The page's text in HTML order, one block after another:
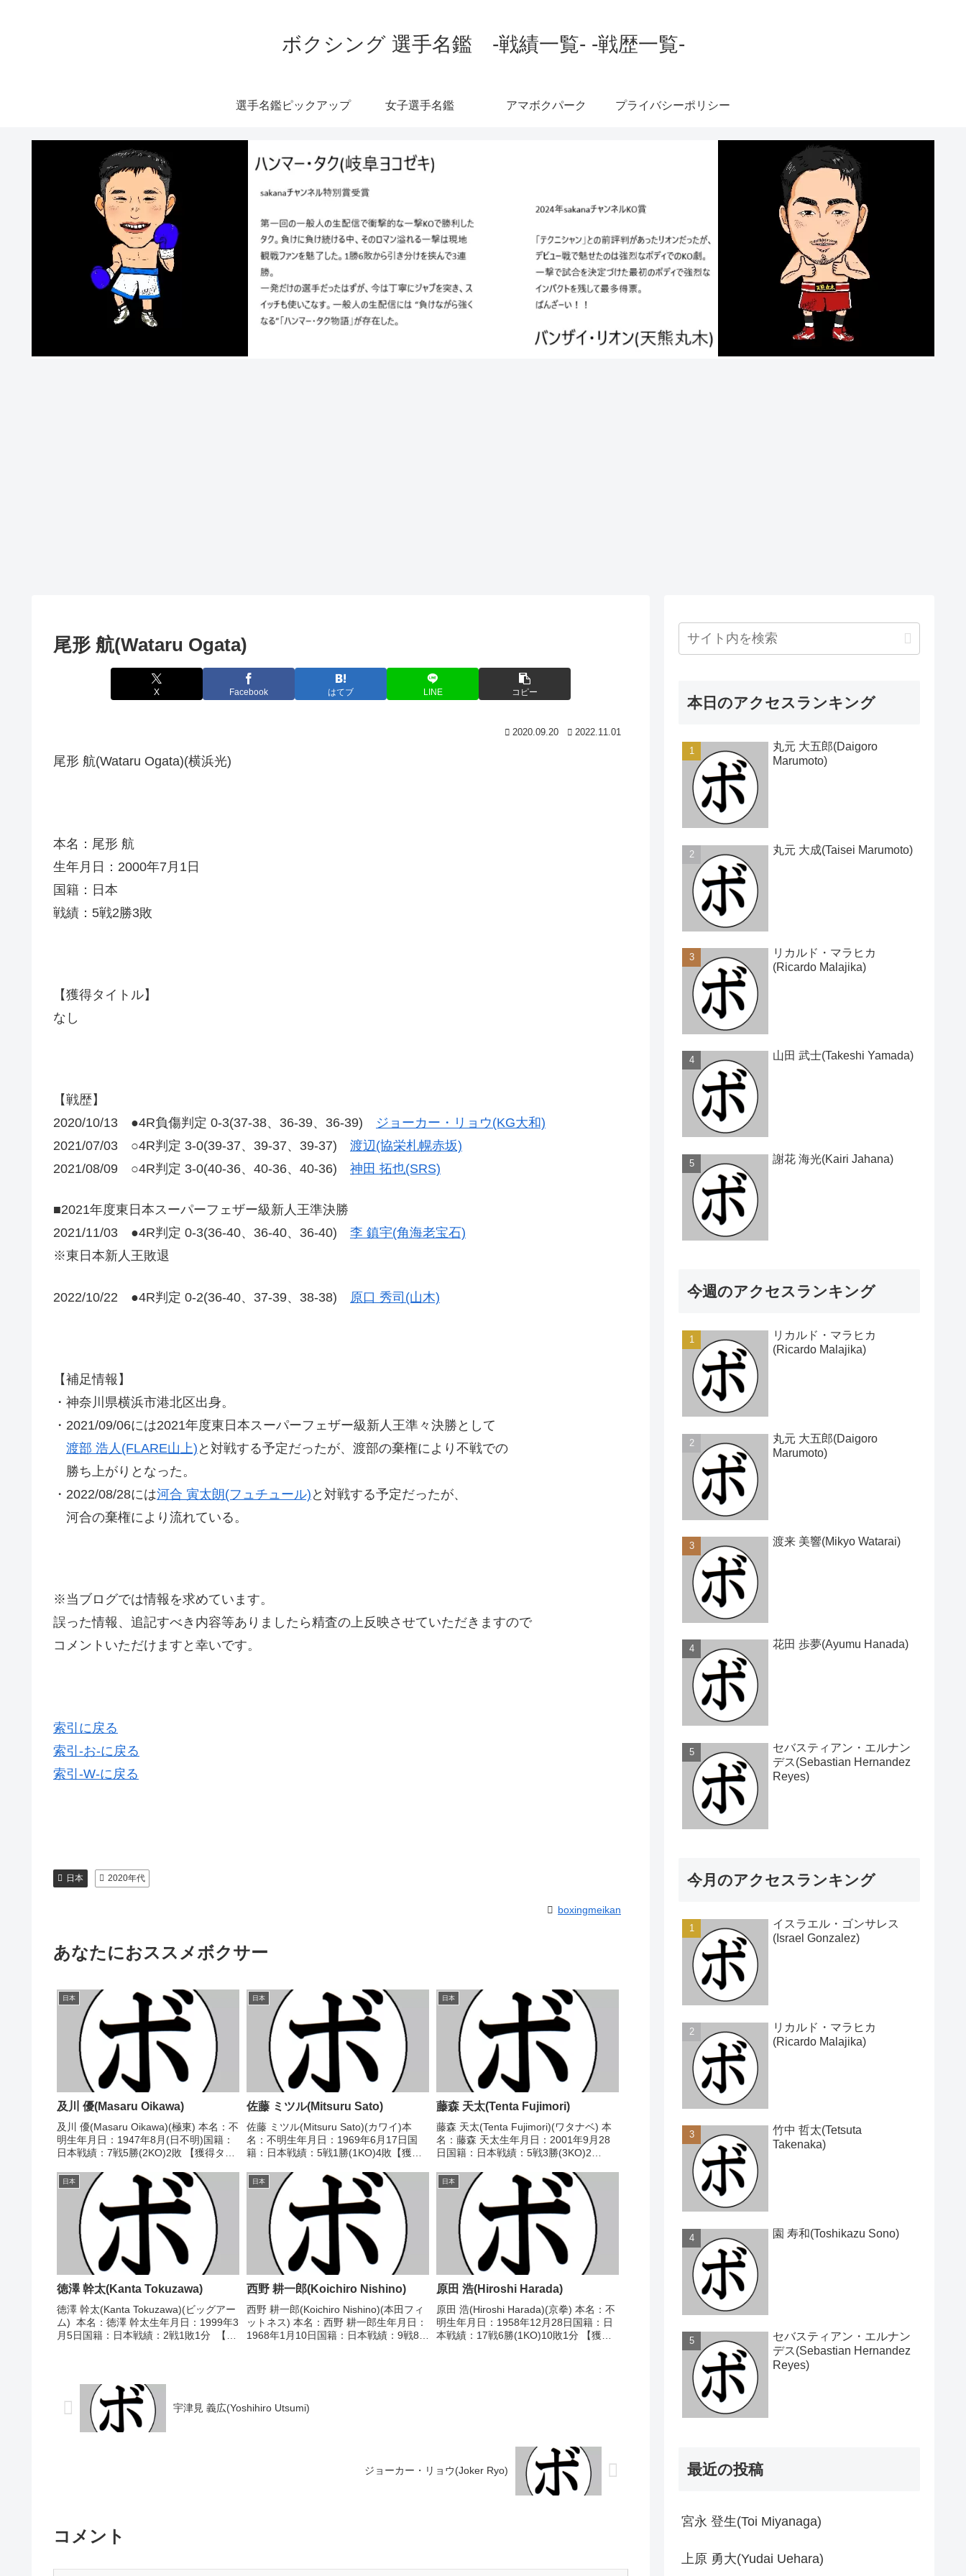
ボクシング 選手名鑑 -戦績一覧- -戦歴一覧-
選手名鑑ピックアップ 女子選手名鑑 アマボクパーク プライバシーポリシー
尾形 航(Wataru Ogata)
X Facebook はてブ LINE コピー
2020.09.20 2022.11.01
尾形 航(Wataru Ogata)(横浜光)
本名：尾形 航
生年月日：2000年7月1日
国籍：日本
戦績：5戦2勝3敗
【獲得タイトル】
なし
【戦歴】
2020/10/13 ●4R負傷判定 0-3(37-38、36-39、36-39) ジョーカー・リョウ(KG大和)
2021/07/03 ○4R判定 3-0(39-37、39-37、39-37) 渡辺(協栄札幌赤坂)
2021/08/09 ○4R判定 3-0(40-36、40-36、40-36) 神田 拓也(SRS)
■2021年度東日本スーパーフェザー級新人王準決勝
2021/11/03 ●4R判定 0-3(36-40、36-40、36-40) 李 鎮宇(角海老宝石)
※東日本新人王敗退
2022/10/22 ●4R判定 0-2(36-40、37-39、38-38) 原口 秀司(山木)
【補足情報】
・神奈川県横浜市港北区出身。
・2021/09/06には2021年度東日本スーパーフェザー級新人王準々決勝として
渡部 浩人(FLARE山上) と対戦する予定だったが、渡部の棄権により不戦での
勝ち上がりとなった。
・2022/08/28には河合 寅太朗(フュチュール) と対戦する予定だったが、
河合の棄権により流れている。
※当ブログでは情報を求めています。
誤った情報、追記すべき内容等ありましたら精査の上反映させていただきますので
コメントいただけますと幸いです。
索引に戻る
索引-お-に戻る
索引-W-に戻る
日本 2020年代
boxingmeikan
あなたにおススメボクサー
日本
及川 優(Masaru Oikawa)
及川 優(Masaru Oikawa)(極東) 本名：不
明生年月日：1947年8月(日不明)国籍：
日本戦績：7戦5勝(2KO)2敗 【獲得タイ
判定 (採点不明) 森 勝美(野
口)1968/02...
日本
佐藤 ミツル(Mitsuru Sato)
佐藤 ミツル(Mitsuru Sato)(カワイ)本
名：不明生年月日：1969年6月17日国
籍：日本戦績：5戦1勝(1KO)4敗【獲得
●1RKO 横山 智彦(全日本パブリッ
ク)1989/08/03...
日本
藤森 天太(Tenta Fujimori)
藤森 天太(Tenta Fujimori)(ワタナベ) 本
名：藤森 天太生年月日：2001年9月28
日国籍：日本戦績：5戦3勝(3KO)2
2023/10/17 ○2RTKO 中村 駿介(輪島
功一S)2024/...
日本
徳澤 幹太(Kanta Tokuzawa)
徳澤 幹太(Kanta Tokuzawa)(ビッグアー
ム) 本名：徳澤 幹太生年月日：1999年3
月5日国籍：日本戦績：2戦1敗1分 【獲
日本
西野 耕一郎(Koichiro Nishino)
西野 耕一郎(Koichiro Nishino)(本田フィ
ットネス) 本名：西野 耕一郎生年月日：
1968年1月10日国籍：日本戦績：9戦8勝
日本
原田 浩(Hiroshi Harada)
原田 浩(Hiroshi Harada)(京拳) 本名：不
明生年月日：1958年12月28日国籍：日
本戦績：17戦6勝(1KO)10敗1分 【獲得
宇津見 義広(Yoshihiro Utsumi)
ジョーカー・リョウ(Joker Ryo)
コメント
本日のアクセスランキング
丸元 大五郎(Daigoro
Marumoto)
丸元 大成(Taisei Marumoto)
リカルド・マラヒカ
(Ricardo Malajika)
山田 武士(Takeshi Yamada)
謝花 海光(Kairi Jahana)
今週のアクセスランキング
リカルド・マラヒカ
(Ricardo Malajika)
丸元 大五郎(Daigoro
Marumoto)
渡来 美響(Mikyo Watarai)
花田 歩夢(Ayumu Hanada)
セバスティアン・エルナン
デス(Sebastian Hernandez
Reyes)
今月のアクセスランキング
イスラエル・ゴンサレス
(Israel Gonzalez)
リカルド・マラヒカ
(Ricardo Malajika)
竹中 哲太(Tetsuta
Takenaka)
園 寿和(Toshikazu Sono)
セバスティアン・エルナン
デス(Sebastian Hernandez
Reyes)
最近の投稿
宮永 登生(Toi Miyanaga)
上原 勇大(Yudai Uehara)